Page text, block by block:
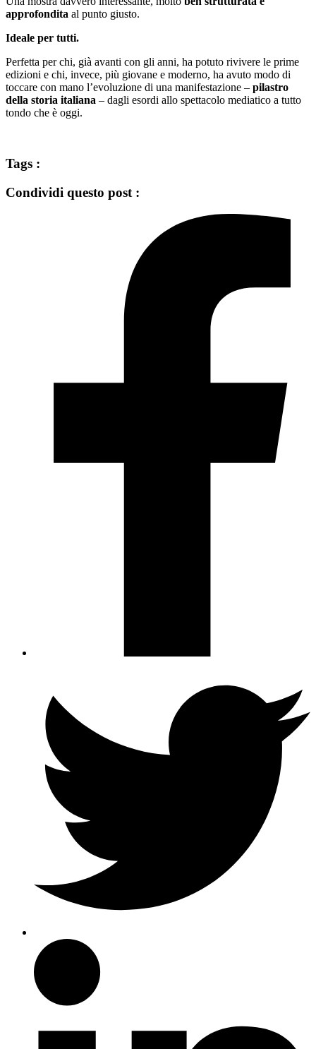
approfondita al punto giusto.
Ideale per tutti.
Perfetta per chi, già avanti con gli anni, ha potuto rivivere le prime
edizioni e chi, invece, più giovane e moderno, ha avuto modo di
toccare con mano l’evoluzione di una manifestazione – pilastro
della storia italiana – dagli esordi allo spettacolo mediatico a tutto
tondo che è oggi.
Tags :
Condividi questo post :